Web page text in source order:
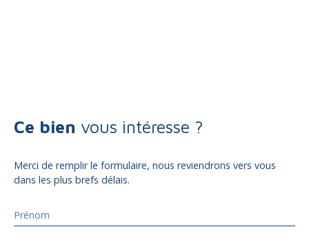
Ce bien vous intéresse ?
Merci de remplir le formulaire, nous reviendrons vers vous
dans les plus brefs délais.
Prénom